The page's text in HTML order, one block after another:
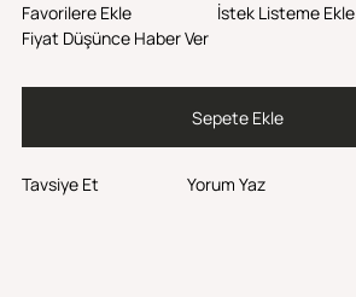
Favorilere Ekle İstek Listeme Ekle
Fiyat Düşünce Haber Ver
Tavsiye Et Yorum Yaz